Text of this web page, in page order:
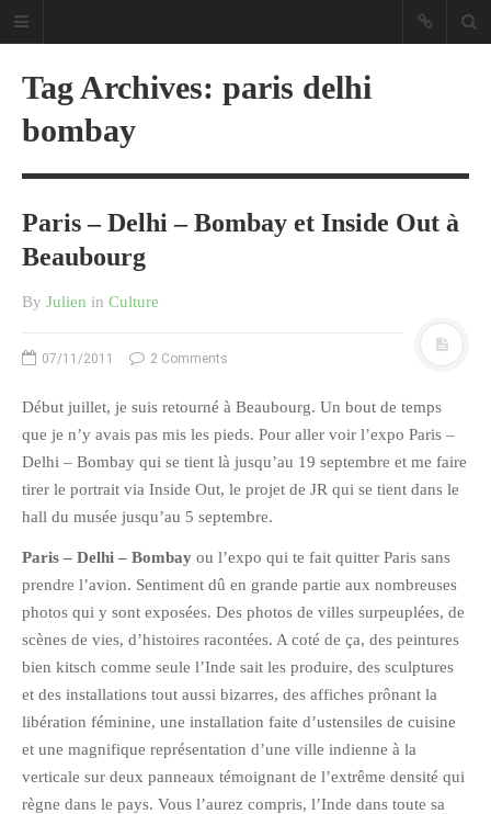
CATÉGORIES
Créa
Miaaam!
Pendant Ce Temps À Véra Cruz
Pix&Music
Q.E.M
Trouvailles
Vendredi Cinéma
BLOGROLL
David
Delphine
Tag Archives: paris delhi
bombay
Paris – Delhi – Bombay et Inside Out à
Beaubourg
By Julien in Culture
07/11/2011 2 Comments
Début juillet, je suis retourné à Beaubourg. Un bout de temps
que je n’y avais pas mis les pieds. Pour aller voir l’expo Paris –
Delhi – Bombay qui se tient là jusqu’au 19 septembre et me faire
tirer le portrait via Inside Out, le projet de JR qui se tient dans le
hall du musée jusqu’au 5 septembre.
Paris – Delhi – Bombay ou l’expo qui te fait quitter Paris sans
prendre l’avion. Sentiment dû en grande partie aux nombreuses
photos qui y sont exposées. Des photos de villes surpeuplées, de
scènes de vies, d’histoires racontées. A coté de ça, des peintures
bien kitsch comme seule l’Inde sait les produire, des sculptures
et des installations tout aussi bizarres, des affiches prônant la
libération féminine, une installation faite d’ustensiles de cuisine
et une magnifique représentation d’une ville indienne à la
verticale sur deux panneaux témoignant de l’extrême densité qui
règne dans le pays. Vous l’aurez compris, l’Inde dans toute sa